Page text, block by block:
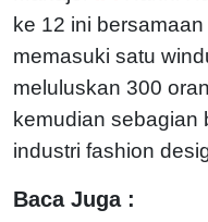
ke 12 ini
memasuki satu
meluluskan 300
kemudian sebagian
industri fashion
Baca Juga :